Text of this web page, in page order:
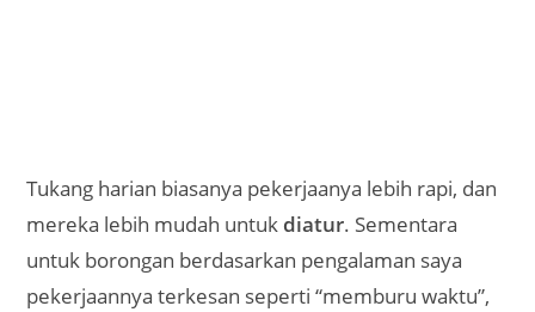
Tukang harian biasanya pekerjaanya lebih rapi, dan
mereka lebih mudah untuk diatur. Sementara
untuk borongan berdasarkan pengalaman saya
pekerjaannya terkesan seperti “memburu waktu”,